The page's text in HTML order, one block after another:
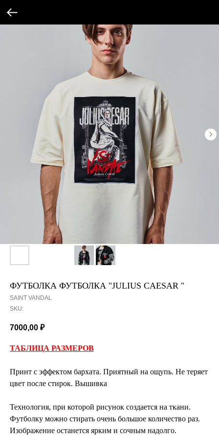
ФУТБОЛКА ФУТБОЛКА "JULIUS CAESAR "
SAINT VANDAL
SKU:
7000,00 ₽
ТАБЛИЦА РАЗМЕРОВ
Принт с эффектом бархата. Приятный на ощупь. Не теряет
цвет после стирок. Вышивка
Технология, при которой рисунок создается на ткани.
Футболку можно стирать очень большое количество раз.
Изображение останется ярким и сочным надолго.